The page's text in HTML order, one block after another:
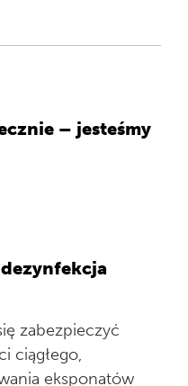
– jesteśmy
zabezpieczyć
ciągłego,
eksponatów